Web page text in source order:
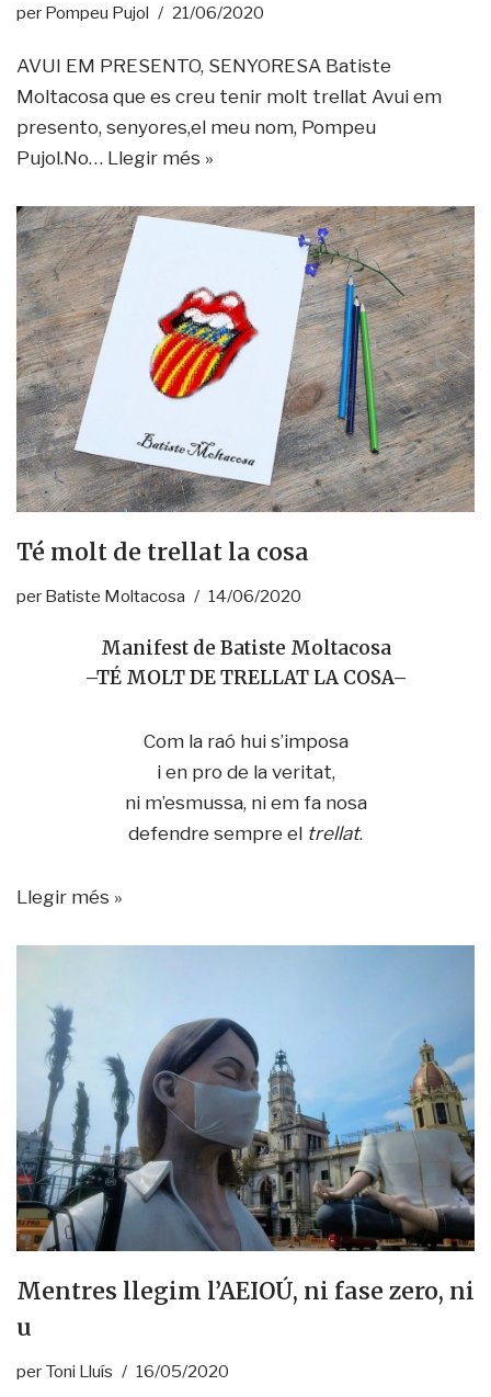
per Pompeu Pujol 21/06/2020
AVUI EM PRESENTO, SENYORESA Batiste
Moltacosa que es creu tenir molt trellat Avui em
presento, senyores,el meu nom, Pompeu
Pujol.No… Llegir més »
Té molt de trellat la cosa
per Batiste Moltacosa 14/06/2020
Manifest de Batiste Moltacosa
–TÉ MOLT DE TRELLAT LA COSA–
Com la raó hui s’imposa
i en pro de la veritat,
ni m’esmussa, ni em fa nosa
defendre sempre el trellat.
Llegir més »
Mentres llegim l’AEIOÚ, ni fase zero, ni
u
per Toni Lluís 16/05/2020